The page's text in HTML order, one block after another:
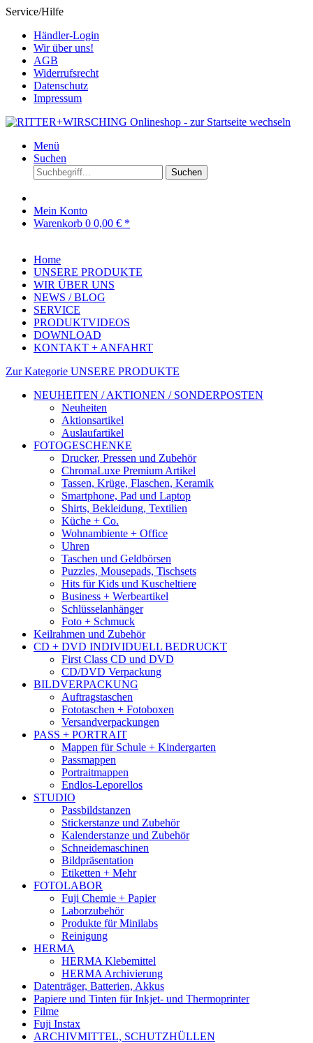
Service/Hilfe
Händler-Login
Wir über uns!
AGB
Widerrufsrecht
Datenschutz
Impressum
Menü
Suchen
Suchen
Mein Konto
Warenkorb 0 0,00 € *
Home
UNSERE PRODUKTE
WIR ÜBER UNS
NEWS / BLOG
SERVICE
PRODUKTVIDEOS
DOWNLOAD
KONTAKT + ANFAHRT
Zur Kategorie UNSERE PRODUKTE
NEUHEITEN / AKTIONEN / SONDERPOSTEN
Neuheiten
Aktionsartikel
Auslaufartikel
FOTOGESCHENKE
Drucker, Pressen und Zubehör
ChromaLuxe Premium Artikel
Tassen, Krüge, Flaschen, Keramik
Smartphone, Pad und Laptop
Shirts, Bekleidung, Textilien
Küche + Co.
Wohnambiente + Office
Uhren
Taschen und Geldbörsen
Puzzles, Mousepads, Tischsets
Hits für Kids und Kuscheltiere
Business + Werbeartikel
Schlüsselanhänger
Foto + Schmuck
Keilrahmen und Zubehör
CD + DVD INDIVIDUELL BEDRUCKT
First Class CD und DVD
CD/DVD Verpackung
BILDVERPACKUNG
Auftragstaschen
Fototaschen + Fotoboxen
Versandverpackungen
PASS + PORTRAIT
Mappen für Schule + Kindergarten
Passmappen
Portraitmappen
Endlos-Leporellos
STUDIO
Passbildstanzen
Stickerstanze und Zubehör
Kalenderstanze und Zubehör
Schneidemaschinen
Bildpräsentation
Etiketten + Mehr
FOTOLABOR
Fuji Chemie + Papier
Laborzubehör
Produkte für Minilabs
Reinigung
HERMA
HERMA Klebemittel
HERMA Archivierung
Datenträger, Batterien, Akkus
Papiere und Tinten für Inkjet- und Thermoprinter
Filme
Fuji Instax
ARCHIVMITTEL, SCHUTZHÜLLEN